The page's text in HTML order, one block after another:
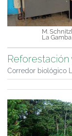
M.
La Gamba
Corredor biológico